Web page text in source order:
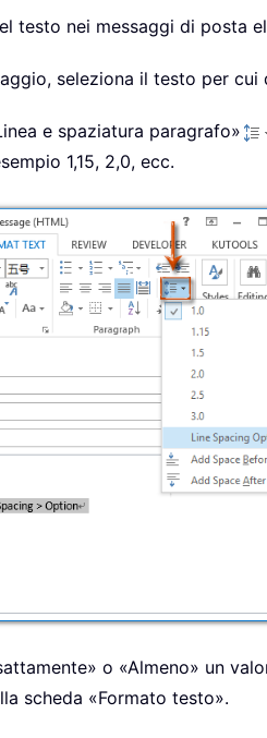
testo nei messaggi di posta
seleziona il testo per cui
e spaziatura paragrafo»
1,15, 2,0, ecc.
o «Almeno» un
scheda «Formato testo».